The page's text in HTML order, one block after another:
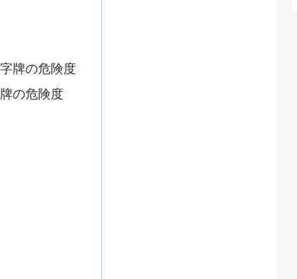
牌の危険度
の危険度